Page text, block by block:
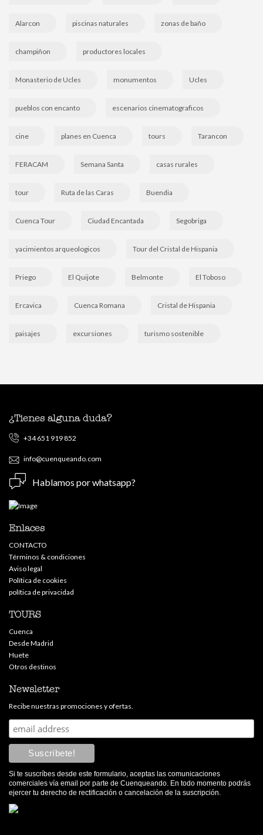
Alarcon piscinas naturales zonas de baño
champiñon productores locales
Monasterio de Ucles monumentos Ucles
pueblos con encanto escenarios cinematograficos
cine planes en Cuenca tours Tarancon
FERACAM Semana Santa casas rurales
tour Ruta de las Caras Buendia
Cuenca Tour Ciudad Encantada Segobriga
yacimientos arqueologicos Tour del Cristal de Hispania
Priego El Quijote Belmonte El Toboso
Ercavica Cuenca Romana Cristal de Hispania
paisajes excursiones turismo sostenible
¿Tienes alguna duda?
+34 651 919 852
info@cuenqueando.com
Hablamos por whatsapp?
Enlaces
CONTACTO
Términos & condiciones
Aviso legal
Política de cookies
política de privacidad
TOURS
Cuenca
Desde Madrid
Huete
Otros destinos
Newsletter
Recibe nuestras promociones y ofertas.
Si te suscríbes desde este formulario, aceptas las comunicaciones
comerciales vía email por parte de Cuenqueando. En todo momento podrás
ejercer tu derecho de rectificación o cancelación de la suscripción.